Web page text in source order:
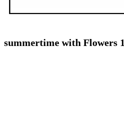
summertime with Flowers 1